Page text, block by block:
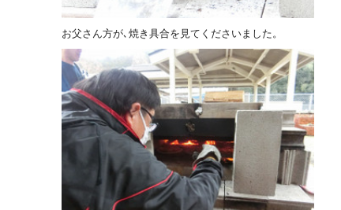
お父さん方が､焼き具合を見てくださいました。